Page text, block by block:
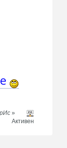
»
Активен